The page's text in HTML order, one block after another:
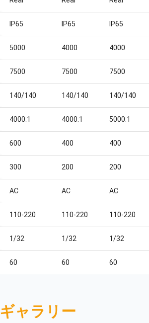
IP65 IP65 IP65
5000 4000 4000
7500 7500 7500
140/140 140/140 140/140
4000:1 4000:1 5000:1
600 400 400
300 200 200
AC AC AC
110-220 110-220 110-220
1/32 1/32 1/32
60 60 60
ギャラリー